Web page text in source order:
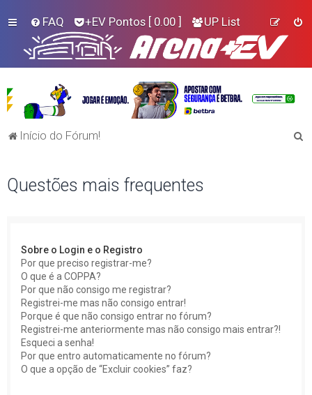
FAQ +EV Pontos [ 0.00 ] UP List
Início do Fórum!
Questões mais frequentes
Sobre o Login e o Registro
Por que preciso registrar-me?
O que é a COPPA?
Por que não consigo me registrar?
Registrei-me mas não consigo entrar!
Porque é que não consigo entrar no fórum?
Registrei-me anteriormente mas não consigo mais entrar?!
Esqueci a senha!
Por que entro automaticamente no fórum?
O que a opção de “Excluir cookies” faz?